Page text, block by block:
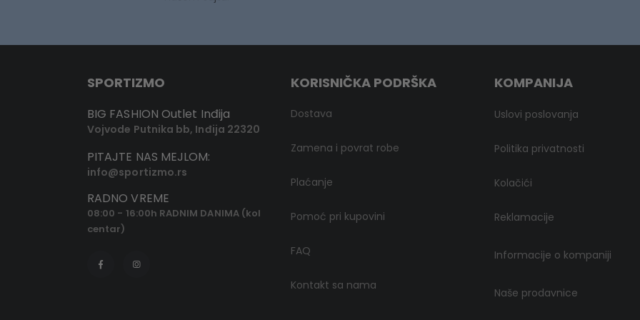
SPORTIZMO
BIG FASHION Outlet Inđija
Vojvode Putnika bb, Inđija 22320
PITAJTE NAS MEJLOM:
info@sportizmo.rs
RADNO VREME
08:00 - 16:00h RADNIM DANIMA (kol
centar)
KORISNIČKA PODRŠKA
Dostava
Zamena i povrat robe
Plaćanje
Pomoć pri kupovini
FAQ
Kontakt sa nama
KOMPANIJA
Uslovi poslovanja
Politika privatnosti
Kolačići
Reklamacije
Informacije o kompaniji
Naše prodavnice